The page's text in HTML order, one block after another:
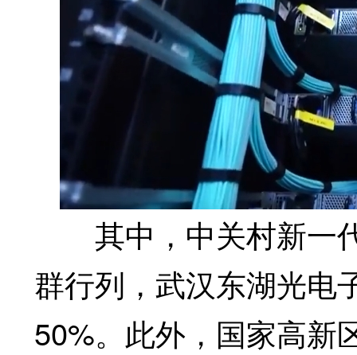
其中，中关村新一
群行列，武汉东湖光电
50%。此外，国家高新